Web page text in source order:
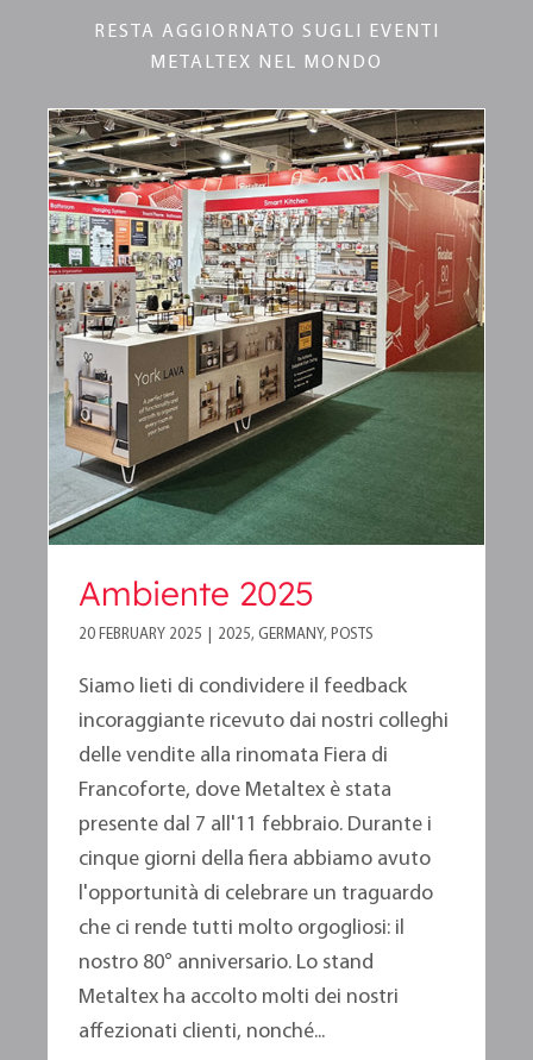
RESTA AGGIORNATO SUGLI EVENTI
METALTEX NEL MONDO
Ambiente 2025
Ambiente 2025
20 FEBRUARY 2025 2025, GERMANY, POSTS
Siamo lieti di condividere il feedback
incoraggiante ricevuto dai nostri colleghi
delle vendite alla rinomata Fiera di
Francoforte, dove Metaltex è stata
presente dal 7 all'11 febbraio. Durante i
cinque giorni della fiera abbiamo avuto
l'opportunità di celebrare un traguardo
che ci rende tutti molto orgogliosi: il
nostro 80° anniversario. Lo stand
Metaltex ha accolto molti dei nostri
affezionati clienti, nonché...